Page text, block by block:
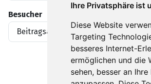
Ihre Privatsphäre ist
Diese Website
Targeting
besseres Internet-
ermöglichen und die
sehen, besser an
Besucher
Beitragsaufrufe